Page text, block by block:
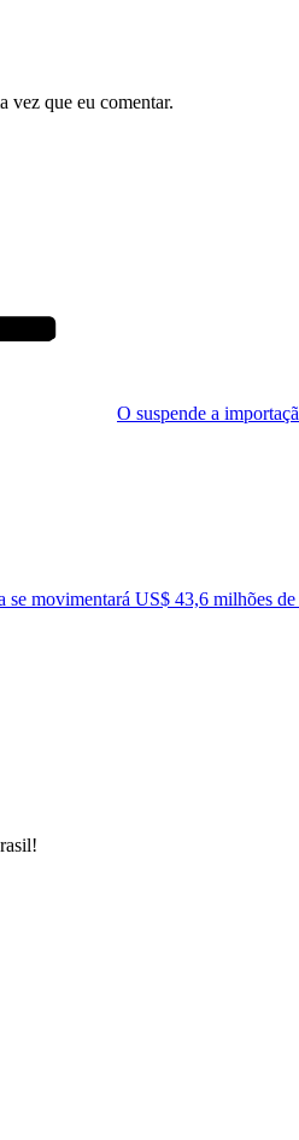
vez que eu comentar.
O suspende a
se movimentará US$ 43,6 milhões